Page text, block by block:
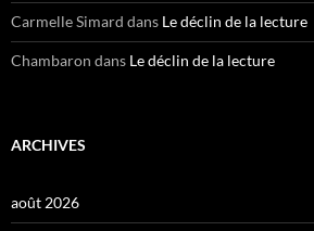
Carmelle Simard dans Le déclin de la lecture
Chambaron dans Le déclin de la lecture
ARCHIVES
août 2026